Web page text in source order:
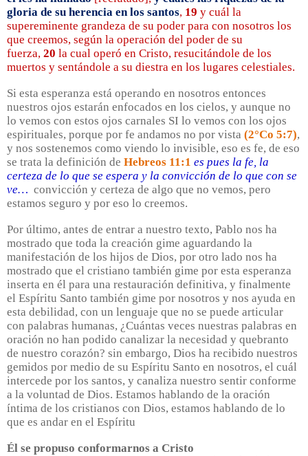
gloria de su herencia en los santos, 19 y cuál la
supereminente grandeza de su poder para con nosotros los
que creemos, según la operación del poder de su
fuerza, 20 la cual operó en Cristo, resucitándole de los
muertos y sentándole a su diestra en los lugares celestiales.
Si esta esperanza está operando en nosotros entonces
nuestros ojos estarán enfocados en los cielos, y aunque no
lo vemos con estos ojos carnales SI lo vemos con los ojos
espirituales, porque por fe andamos no por vista (2°Co 5:7),
y nos sostenemos como viendo lo invisible, eso es fe, de eso
se trata la definición de Hebreos 11:1 es pues la fe, la
certeza de lo que se espera y la convicción de lo que con se
ve… convicción y certeza de algo que no vemos, pero
estamos seguro y por eso lo creemos.
Por último, antes de entrar a nuestro texto, Pablo nos ha
mostrado que toda la creación gime aguardando la
manifestación de los hijos de Dios, por otro lado nos ha
mostrado que el cristiano también gime por esta esperanza
inserta en él para una restauración definitiva, y finalmente
el Espíritu Santo también gime por nosotros y nos ayuda en
esta debilidad, con un lenguaje que no se puede articular
con palabras humanas, ¿Cuántas veces nuestras palabras en
oración no han podido canalizar la necesidad y quebranto
de nuestro corazón? sin embargo, Dios ha recibido nuestros
gemidos por medio de su Espíritu Santo en nosotros, el cuál
intercede por los santos, y canaliza nuestro sentir conforme
a la voluntad de Dios. Estamos hablando de la oración
íntima de los cristianos con Dios, estamos hablando de lo
que es andar en el Espíritu
Él se propuso conformarnos a Cristo